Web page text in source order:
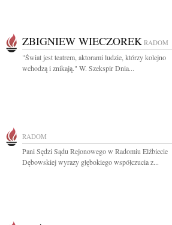
ZBIGNIEW WIECZOREK RADOM
"Świat jest teatrem, aktorami ludzie, którzy kolejno
wchodzą i znikają." W. Szekspir Dnia...
RADOM
Pani Sędzi Sądu Rejonowego w Radomiu Elżbiecie
Dębowskiej wyrazy głębokiego współczucia z...